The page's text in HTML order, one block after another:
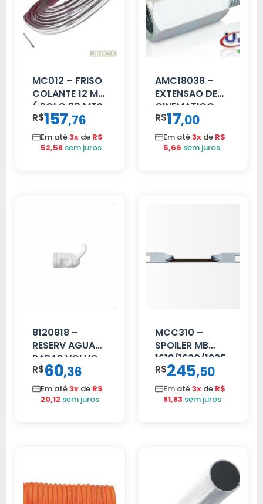
MC012 – FRISO
COLANTE 12 MM
( ROLO 20 MTS
)
R$157,76
Em até3x de R$
52,58 sem juros
AMC18038 –
EXTENSAO DE
CINEMATICO
40MM
R$17,00
Em até3x de R$
5,66 sem juros
8120818 –
RESERV AGUA
PARAB VOLVO
EDC
R$60,36
Em até3x de R$
20,12 sem juros
MCC310 –
SPOILER MB
1618/1630/1935
02 FAR
R$245,50
Em até3x de R$
81,83 sem juros